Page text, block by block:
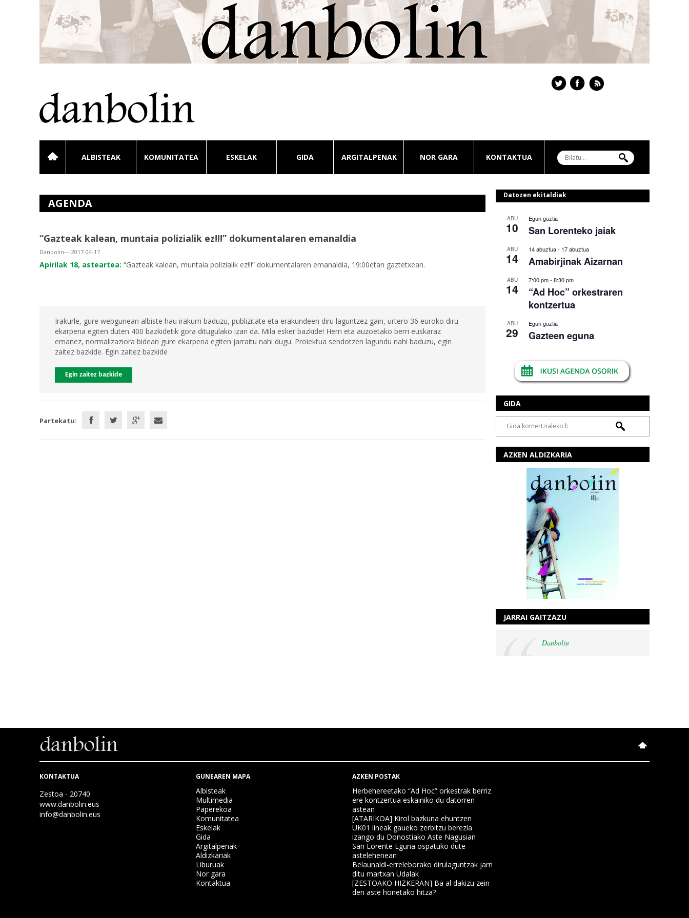
ALBISTEAK KOMUNITATEA ESKELAK GIDA ARGITALPENAK NOR GARA KONTAKTUA
AGENDA
“Gazteak kalean, muntaia polizialik ez!!!” dokumentalaren emanaldia
Danbolin— 2017-04-17
Apirilak 18, asteartea: “Gazteak kalean, muntaia polizialik ez!!!” dokumentalaren emanaldia, 19:00etan gaztetxean.
Irakurle, gure webgunean albiste hau irakurri baduzu, publizitate eta erakundeen diru laguntzez gain, urtero 36 euroko diru
ekarpena egiten duten 400 bazkidetik gora ditugulako izan da. Mila esker bazkide! Herri eta auzoetako berri euskaraz
emanez, normalizaziora bidean gure ekarpena egiten jarraitu nahi dugu. Proiektua sendotzen lagundu nahi baduzu, egin
zaitez bazkide. Egin zaitez bazkide
Egin zaitez bazkide
Partekatu:
Datozen ekitaldiak
ABU
10
Egun guztia
San Lorenteko jaiak
ABU
14
14 abuztua- 17 abuztua
Amabirjinak Aizarnan
ABU
14
7:00 pm- 8:30 pm
“Ad Hoc” orkestraren
kontzertua
ABU
29
Egun guztia
Gazteen eguna
GIDA
AZKEN ALDIZKARIA
JARRAI GAITZAZU
Danbolin
KONTAKTUA
Zestoa - 20740
www.danbolin.eus
info@danbolin.eus
GUNEAREN MAPA
Albisteak
Multimedia
Paperekoa
Komunitatea
Eskelak
Gida
Argitalpenak
Aldizkariak
Liburuak
Nor gara
Kontaktua
AZKEN POSTAK
Herbehereetako “Ad Hoc” orkestrak berriz
ere kontzertua eskainiko du datorren
astean
[ATARIKOA] Kirol bazkuna ehuntzen
UK01 lineak gaueko zerbitzu berezia
izango du Donostiako Aste Nagusian
San Lorente Eguna ospatuko dute
astelehenean
Belaunaldi-erreleborako dirulaguntzak jarri
ditu martxan Udalak
[ZESTOAKO HIZKERAN] Ba al dakizu zein
den aste honetako hitza?